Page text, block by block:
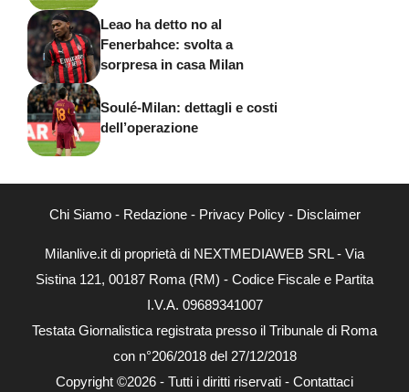
Leao ha detto no al
Fenerbahce: svolta a
sorpresa in casa Milan
Soulé-Milan: dettagli e costi
dell’operazione
Chi Siamo- Redazione- Privacy Policy- Disclaimer
Milanlive.it di proprietà di NEXTMEDIAWEB SRL - Via
Sistina 121, 00187 Roma (RM) - Codice Fiscale e Partita
I.V.A. 09689341007
Testata Giornalistica registrata presso il Tribunale di Roma
con n°206/2018 del 27/12/2018
Copyright ©2026 - Tutti i diritti riservati - Contattaci